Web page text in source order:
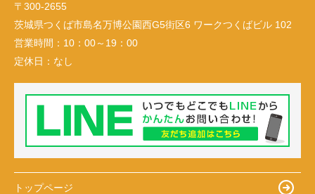
〒300-2655
茨城県つくば市島名万博公園西G5街区6 ワークつくばビル 102
営業時間： 10：00～19：00
定休日： なし
トップページ